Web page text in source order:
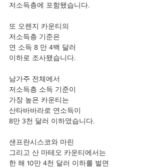
저소득층에 포함됐습니다.
또 오렌지 카운티의
저소득층 기준은
연 소득 8 만 4백 달러
이하로 조사됐습니다.
남가주 전체에서
저소득층 소득 기준이
가장 높은 카운티는
산타바바라로 연소득이
8만 3천 달러 이하였습니다.
샌프란시스코와 마린
그리고 산 마테오 카운티에서는
한 해 10만 4천 달러 이하를 벌면